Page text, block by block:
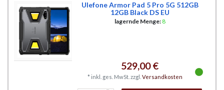
Ulefone Armor Pad 5 Pro 5G 512GB
12GB Black DS EU
lagernde Menge: 8
529,00 €
* inkl. ges. MwSt. zzgl. Versandkosten